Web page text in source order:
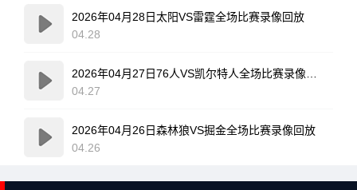
2026年04月28日太阳VS雷霆全场比赛录像回放
04.28
04.27
2026年04月26日森林狼VS掘金全场比赛录像回放
04.26